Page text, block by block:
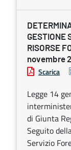
GESTIONE
RISORSE
novembre
Scarica
Legge 14
di Giunta
Seguito
Servizio